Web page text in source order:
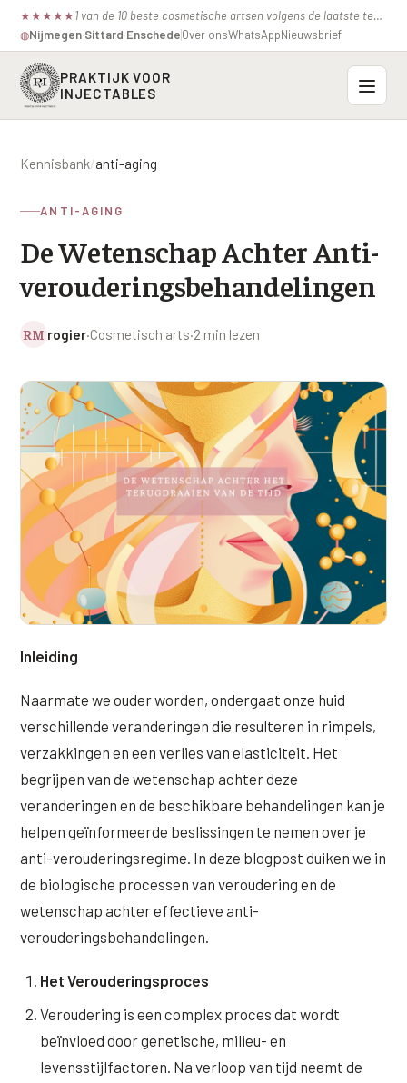
★ ★ ★ ★ ★ 1 van de 10 beste cosmetische artsen volgens de laatste test van de consumentenbond.
◍Nijmegen·Sittard·EnschedeOver onsWhatsAppNieuwsbrief
PRAKTIJK VOOR
INJECTABLES
Voorhoofdsrimpels
Fronsrimpel
Wenkbrauwen
Kraaienpootjes
Donkere kringen onder de ogen
Traangoot en wallen
Ingevallen slapen
MIDDEN & MOND
Lippen
Nasolabiale plooi
Neus
Jukbeenderen
Wangen
CONTOUR & HALS
Hals
Decolleté
Handen
Botox / anti-rimpel
Azzalure
Belotero
Ellansé
Juvéderm Voluma
Juvéderm Volux
Juvéderm Volift
Juvéderm Volbella
Profhilo
Prostrolane
Restylane
Saypha Filler
Saypha Volume
Saypha Volume Plus
Sculptra (collageen aanmaak)
Silhouette Soft
HUID & AANVULLEND
Epionce huidverzorging
Peeling
Profielen
VEROUDERING
Structuur Verlies Profiel
Erfelijke Jowl Profiel
HORMONAAL / METABOOL
Insuline Zwelling Profiel
Menopauze Veroudering profiel
Stress Cortisol profiel
PCOS Huid profiel
HUIDPROBLEMEN
Chronische ontstekingsprofiel
LIFESTYLE / MODERN
Instagram Gezicht Profiel
Volume Verlies Profiel
Atletisch verouderings profiel
Digitale Nek Profiel
Prijzen
Contact
Online boeken
◍Nijmegen◍Sittard◍Enschede
085 40 13 678
Kennisbank/anti-aging
ANTI-AGING
De Wetenschap Achter Anti-
verouderingsbehandelingen
RM rogier·Cosmetisch arts·2 min lezen
Inleiding
Naarmate we ouder worden, ondergaat onze huid
verschillende veranderingen die resulteren in rimpels,
verzakkingen en een verlies van elasticiteit. Het
begrijpen van de wetenschap achter deze
veranderingen en de beschikbare behandelingen kan je
helpen geïnformeerde beslissingen te nemen over je
anti-verouderingsregime. In deze blogpost duiken we in
de biologische processen van veroudering en de
wetenschap achter effectieve anti-
verouderingsbehandelingen.
Het Verouderingsproces
Veroudering is een complex proces dat wordt
beïnvloed door genetische, milieu- en
levensstijlfactoren. Na verloop van tijd neemt de